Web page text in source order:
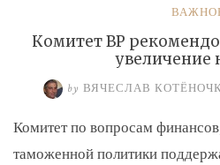
Комитет ВР
увеличение
by ВЯЧЕСЛАВ
Комитет по вопросам
таможенной политики